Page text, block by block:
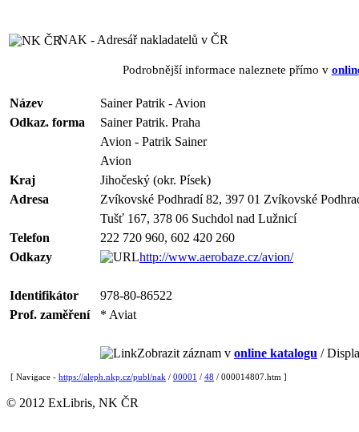
NAK - Adresář nakladatelů v ČR
Podrobnější informace naleznete přímo v
Název
Sainer Patrik - Avion
Odkaz. forma
Sainer Patrik. Praha
Avion - Patrik Sainer
Avion
Kraj
Jihočeský (okr. Písek)
Adresa
Zvíkovské Podhradí 82, 397 01 Zvíkovské
Tušť 167, 378 06 Suchdol nad Lužnicí
Telefon
222 720 960, 602 420 260
Odkazy
http://www.aerobaze.cz/avion/
Identifikátor
978-80-86522
Prof. zaměření
* Aviat
Zobrazit záznam v online katalogu /
[ Navigace - https://aleph.nkp.cz/publ/nak / 00001 / 48 / 000014807.htm ]
© 2012 ExLibris, NK ČR